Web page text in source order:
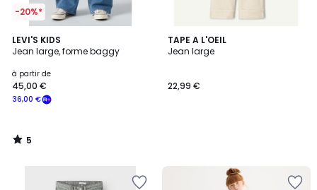
-20%*
LEVI'S KIDS
Jean large, forme baggy
à partir de
36,00 €
45,00 €
5
/
5
/
TAPE A L'OEIL
Jean large
22,99 €